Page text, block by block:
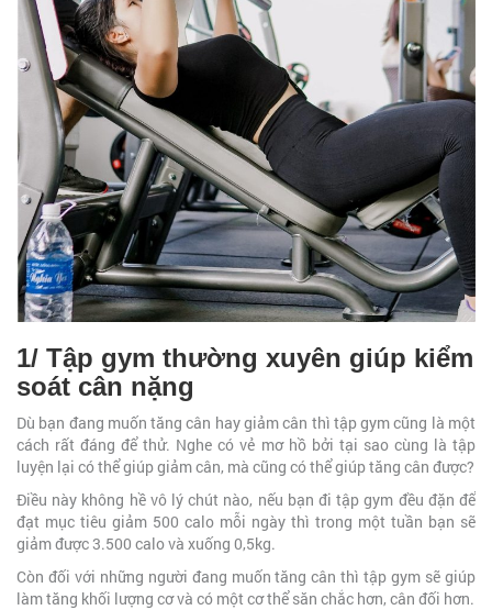
1/ Tập gym thường xuyên giúp kiểm
soát cân nặng
Dù bạn đang muốn tăng cân hay giảm cân thì tập gym cũng là một
cách rất đáng để thử. Nghe có vẻ mơ hồ bởi tại sao cùng là tập
luyện lại có thể giúp giảm cân, mà cũng có thể giúp tăng cân được?
Điều này không hề vô lý chút nào, nếu bạn đi tập gym đều đặn để
đạt mục tiêu giảm 500 calo mỗi ngày thì trong một tuần bạn sẽ
giảm được 3.500 calo và xuống 0,5kg.
Còn đối với những người đang muốn tăng cân thì tập gym sẽ giúp
làm tăng khối lượng cơ và có một cơ thể săn chắc hơn, cân đối hơn.